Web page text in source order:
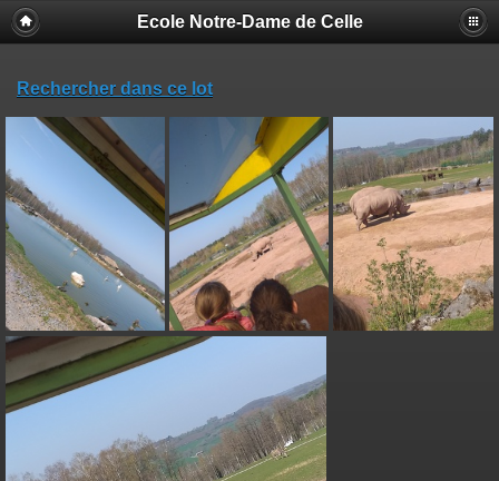
Ecole Notre-Dame de Celle
Rechercher dans ce lot